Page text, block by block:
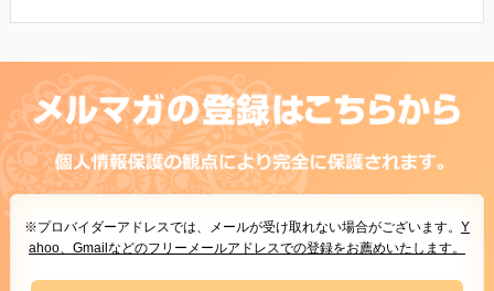
※プロバイダーアドレスでは、メールが受け取れない場合がございます。 Y
ahoo、Gmailなどのフリーメールアドレスでの登録をお薦めいたします。